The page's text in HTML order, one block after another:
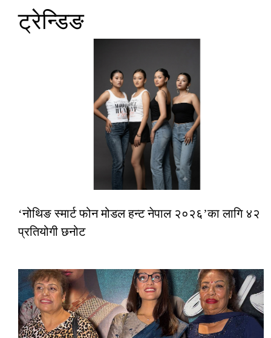
ट्रेन्डिङ
‘नोथिङ स्मार्ट फोन मोडल हन्ट नेपाल २०२६’का लागि ४२
प्रतियोगी छनोट